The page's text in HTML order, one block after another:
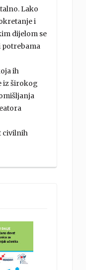
Lako
i
dijelom se
potrebama
ih
iz širokog
civilnih